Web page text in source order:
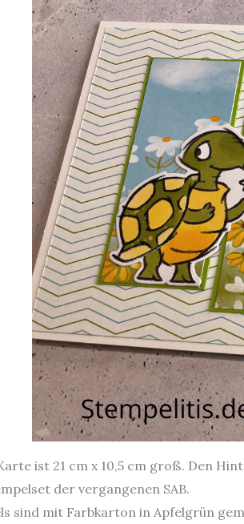
ist 21 cm x 10,5 cm groß. Den
der vergangenen SAB.
sind mit Farbkarton in Apfelgrün